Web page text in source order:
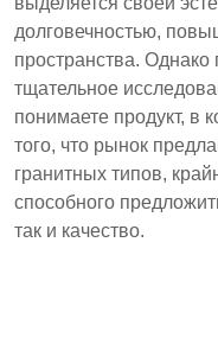
долговечностью,
пространства.
тщательное
понимаете продукт, в
того, что рынок
гранитных типов,
способного
так и качество.